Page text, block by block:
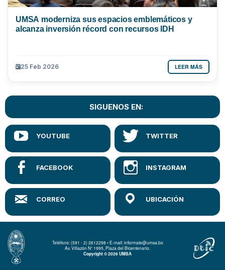
UMSA moderniza sus espacios emblemáticos y
alcanza inversión récord con recursos IDH
25 Feb 2026 LEER MÁS
SIGUENOS EN:
Teléfono: (591 - 2) 2612298 • E-mail: informate@umsa.bo
Av. Villazón N° 1995, Plaza del Bicentenario.
Copyright © 2026 UMSA